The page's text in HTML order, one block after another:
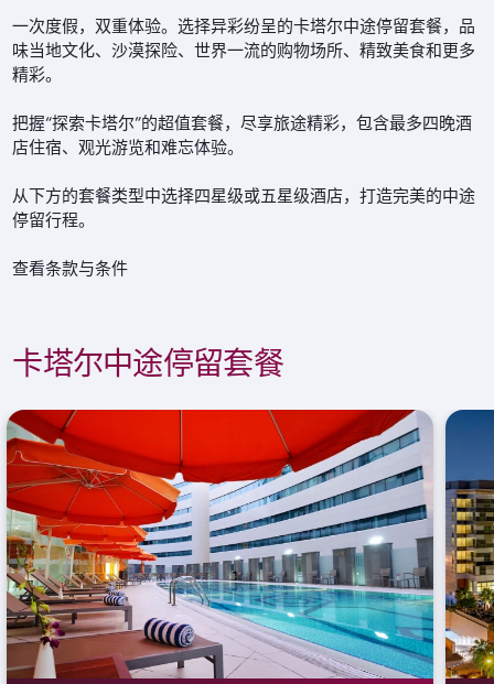
一次度假，双重体验。选择异彩纷呈的卡塔尔中途停留套餐，品
味当地文化、沙漠探险、世界一流的购物场所、精致美食和更多
精彩。
把握“探索卡塔尔”的超值套餐，尽享旅途精彩，包含最多四晚酒
店住宿、观光游览和难忘体验。
从下方的套餐类型中选择四星级或五星级酒店，打造完美的中途
停留行程。
查看条款与条件
卡塔尔中途停留套餐